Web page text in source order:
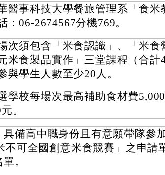
醫事科技大學餐旅管理系「食米
：06-2674567分機769。
次須包含「米食認識」、「米食
米食製品實作」三堂課程（合計
與學生人數至少20人。
學校每場次最高補助食材費
。
備高中職身份且有意願帶隊參
不可全國創意米食競賽」之申請
。